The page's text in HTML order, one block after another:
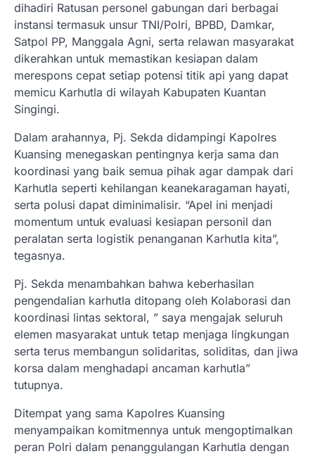
dihadiri Ratusan personel gabungan dari berbagai
instansi termasuk unsur TNI/Polri, BPBD, Damkar,
Satpol PP, Manggala Agni, serta relawan masyarakat
dikerahkan untuk memastikan kesiapan dalam
merespons cepat setiap potensi titik api yang dapat
memicu Karhutla di wilayah Kabupaten Kuantan
Singingi.
Dalam arahannya, Pj. Sekda didampingi Kapolres
Kuansing menegaskan pentingnya kerja sama dan
koordinasi yang baik semua pihak agar dampak dari
Karhutla seperti kehilangan keanekaragaman hayati,
serta polusi dapat diminimalisir. “Apel ini menjadi
momentum untuk evaluasi kesiapan personil dan
peralatan serta logistik penanganan Karhutla kita”,
tegasnya.
Pj. Sekda menambahkan bahwa keberhasilan
pengendalian karhutla ditopang oleh Kolaborasi dan
koordinasi lintas sektoral, ” saya mengajak seluruh
elemen masyarakat untuk tetap menjaga lingkungan
serta terus membangun solidaritas, soliditas, dan jiwa
korsa dalam menghadapi ancaman karhutla”
tutupnya.
Ditempat yang sama Kapolres Kuansing
menyampaikan komitmennya untuk mengoptimalkan
peran Polri dalam penanggulangan Karhutla dengan